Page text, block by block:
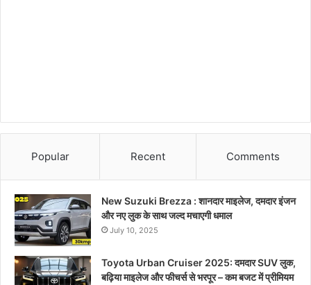
Popular Recent Comments
New Suzuki Brezza : शानदार माइलेज, दमदार इंजन
और नए लुक के साथ जल्द मचाएगी धमाल
July 10, 2025
Toyota Urban Cruiser 2025: दमदार SUV लुक,
बढ़िया माइलेज और फीचर्स से भरपूर – कम बजट में प्रीमियम